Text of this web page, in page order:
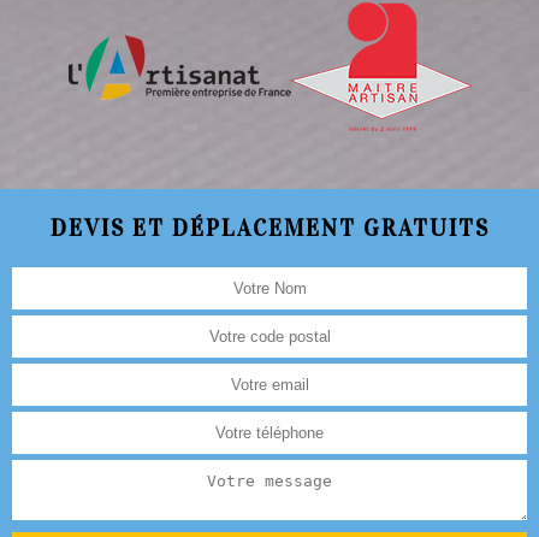
DEVIS ET DÉPLACEMENT GRATUITS